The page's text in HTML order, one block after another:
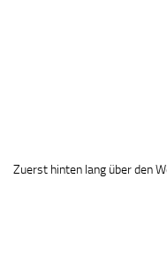
Zuerst hinten lang über den